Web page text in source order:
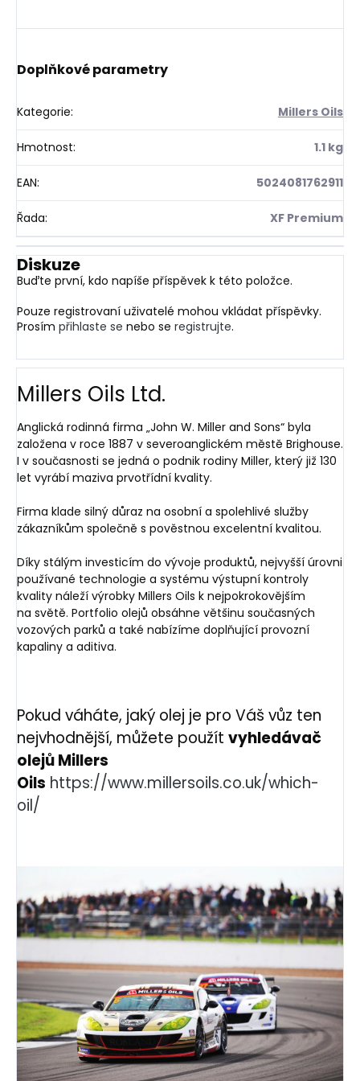
Doplňkové parametry
Kategorie: Millers Oils
Hmotnost: 1.1 kg
EAN: 5024081762911
Řada: XF Premium
Diskuze
Buďte první, kdo napíše příspěvek k této položce.
Pouze registrovaní uživatelé mohou vkládat příspěvky.
Prosím přihlaste se nebo se registrujte.
Millers Oils Ltd.
Anglická rodinná firma „John W. Miller and Sons“ byla
založena v roce 1887 v severoanglickém městě Brighouse.
I v současnosti se jedná o podnik rodiny Miller, který již 130
let vyrábí maziva prvotřídní kvality.
Firma klade silný důraz na osobní a spolehlivé služby
zákazníkům společně s pověstnou excelentní kvalitou.
Díky stálým investicím do vývoje produktů, nejvyšší úrovni
používané technologie a systému výstupní kontroly
kvality náleží výrobky Millers Oils k nejpokrokovějším
na světě. Portfolio olejů obsáhne většinu současných
vozových parků a také nabízíme doplňující provozní
kapaliny a aditiva.
Pokud váháte, jaký olej je pro Váš vůz ten
nejvhodnější, můžete použít vyhledávač
olejů Millers
Oils https://www.millersoils.co.uk/which-
oil/